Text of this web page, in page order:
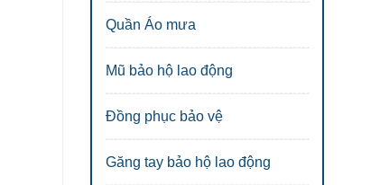
Quần Áo mưa
Mũ bảo hộ lao động
Đồng phục bảo vệ
Găng tay bảo hộ lao động